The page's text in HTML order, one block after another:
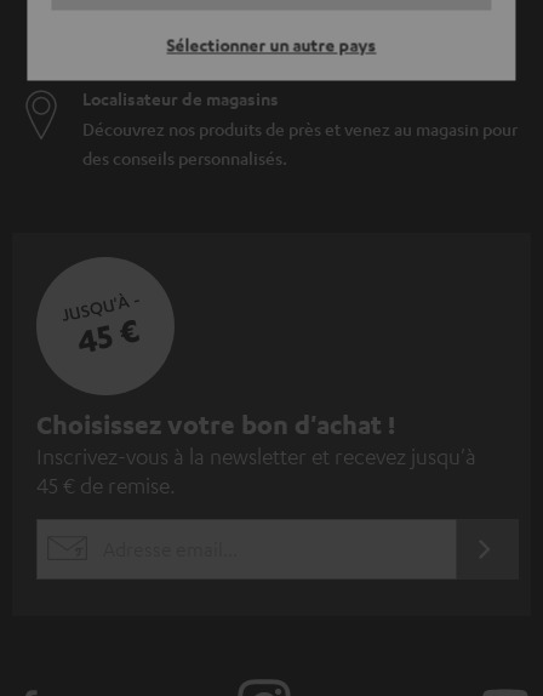
Sélectionner un autre pays
Localisateur de magasins
Découvrez nos produits de près et venez au magasin pour
des conseils personnalisés.
JUSQU'À -
45 €
I
n
s
Choisissez votre bon d'achat !
Inscrivez-vous à la newsletter et recevez jusqu'à
45 € de remise.